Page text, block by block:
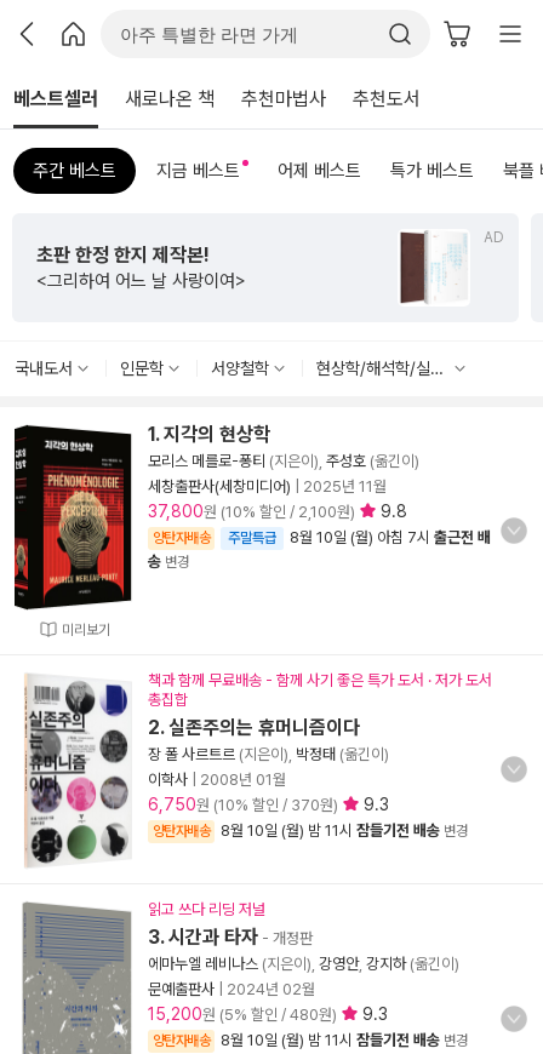
베스트셀러 새로나온 책 추천마법사 추천도서
주간 베스트 지금 베스트 어제 베스트 특가 베스트 북플
AD
초판 한정 한지 제작본!
<그리하여 어느 날 사랑이여>
국내도서 인문학 서양철학 현상학/해석학/실존철학
미리보기
1. 지각의 현상학
모리스 메를로-퐁티 (지은이), 주성호 (옮긴이)
세창출판사(세창미디어)
2025년 11월
37,800원 (10% 할인 / 2,100원) 9.8
양탄자배송 주말특급 8월 10일 (월) 아침 7시 출근전 배
송 변경
책과 함께 무료배송 - 함께 사기 좋은 특가 도서 · 저가 도서
총집합
2. 실존주의는 휴머니즘이다
장 폴 사르트르 (지은이), 박정태 (옮긴이)
이학사
2008년 01월
6,750원 (10% 할인 / 370원) 9.3
양탄자배송 8월 10일 (월) 밤 11시 잠들기전 배송 변경
읽고 쓰다 리딩 저널
3. 시간과 타자 - 개정판
에마누엘 레비나스 (지은이), 강영안, 강지하(옮긴이)
문예출판사
2024년 02월
15,200원 (5% 할인 / 480원) 9.3
양탄자배송 8월 10일 (월) 밤 11시 잠들기전 배송 변경